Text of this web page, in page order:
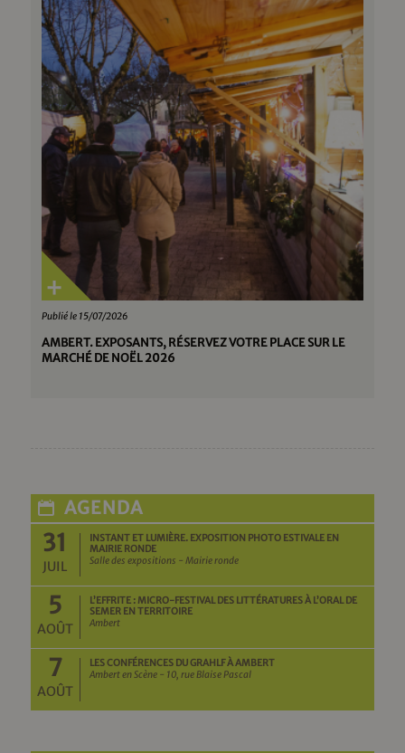
Publié le 15/07/2026
AMBERT. EXPOSANTS, RÉSERVEZ VOTRE PLACE SUR LE
MARCHÉ DE NOËL 2026
AGENDA
31
JUIL
INSTANT ET LUMIÈRE. EXPOSITION PHOTO ESTIVALE EN
MAIRIE RONDE
Salle des expositions - Mairie ronde
5
AOÛT
L’EFFRITE : MICRO-FESTIVAL DES LITTÉRATURES À L’ORAL DE
SEMER EN TERRITOIRE
Ambert
7
AOÛT
LES CONFÉRENCES DU GRAHLF À AMBERT
Ambert en Scène - 10, rue Blaise Pascal